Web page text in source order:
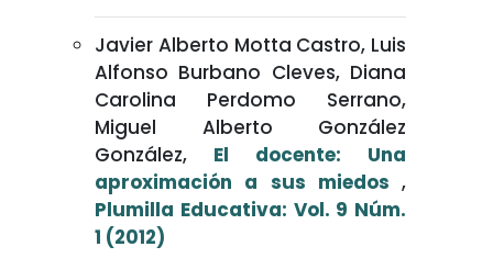
Javier Alberto Motta Castro, Luis
Alfonso Burbano Cleves, Diana
Carolina Perdomo Serrano,
Miguel Alberto González
González, El docente: Una
aproximación a sus miedos ,
Plumilla Educativa: Vol. 9 Núm.
1 (2012)